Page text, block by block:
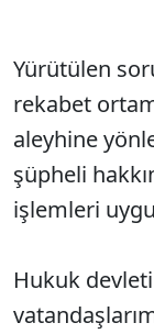
Yürütülen
rekabet
aleyhine
şüpheli
işlemleri
Hukuk